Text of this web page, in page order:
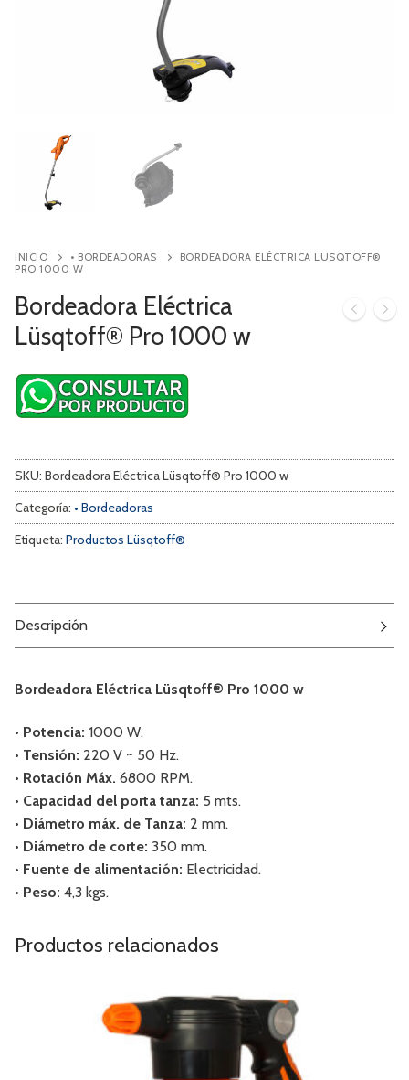
INICIO • BORDEADORAS
BORDEADORA ELÉCTRICA LÜSQTOFF®
PRO 1000 W
Bordeadora Eléctrica
Lüsqtoff® Pro 1000 w
SKU: Bordeadora Eléctrica Lüsqtoff® Pro 1000 w
Categoría: • Bordeadoras
Etiqueta: Productos Lüsqtoff®
Descripción
Bordeadora Eléctrica Lüsqtoff® Pro 1000 w
• Potencia: 1000 W.
• Tensión: 220 V ~ 50 Hz.
• Rotación Máx. 6800 RPM.
• Capacidad del porta tanza: 5 mts.
• Diámetro máx. de Tanza: 2 mm.
• Diámetro de corte: 350 mm.
• Fuente de alimentación: Electricidad.
• Peso: 4,3 kgs.
Productos relacionados